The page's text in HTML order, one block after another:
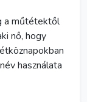
a műtétektől
nő, hogy
használata